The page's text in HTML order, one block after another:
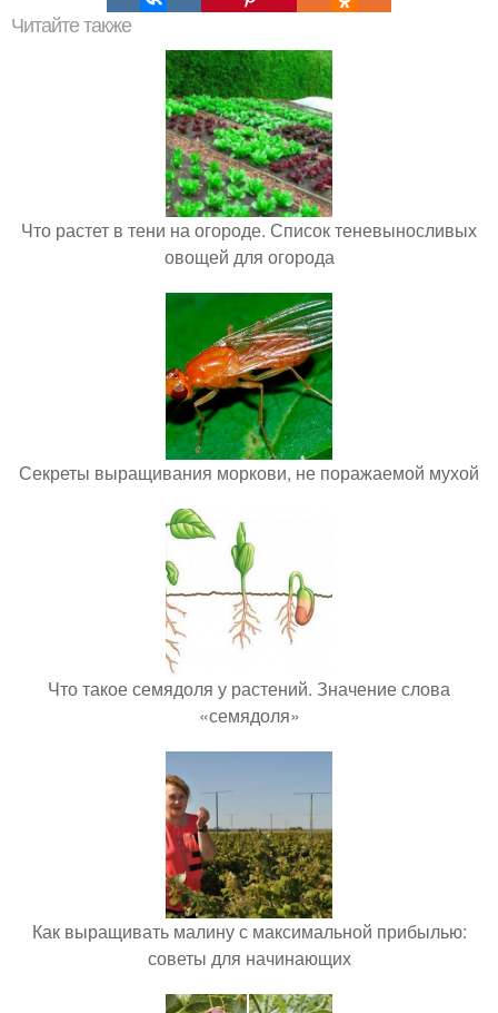
Читайте также
Что растет в тени на огороде. Список теневыносливых
овощей для огорода
Секреты выращивания моркови, не поражаемой мухой
Что такое семядоля у растений. Значение слова
«семядоля»
Как выращивать малину с максимальной прибылью:
советы для начинающих